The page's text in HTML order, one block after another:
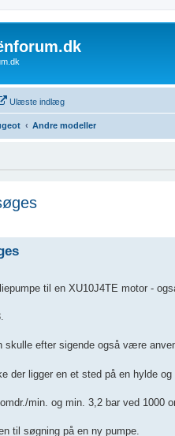
Ulæste indlæg
Andre modeller
til en XU10J4TE motor -
skulle efter sigende også være
der ligger en et sted på en hylde
min. og min. 3,2 bar ved 1000
til søgning på en ny pumpe.